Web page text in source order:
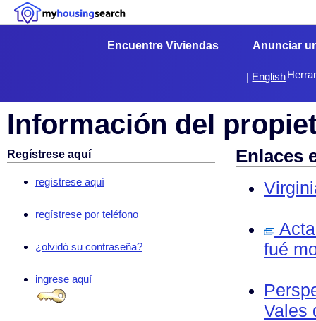
Encuentre Viviendas Anunciar
| English
Información del
Regístrese aquí
regístrese aquí
regístrese por teléfono
¿olvidó su contraseña?
ingrese aquí
Enlaces
fué
Vales